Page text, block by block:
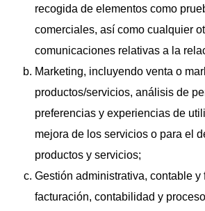
recogida de elementos como
comerciales, así como cualquier
comunicaciones relativas a la
Marketing, incluyendo venta o
productos/servicios, análisis de
preferencias y experiencias de
mejora de los servicios o para el
productos y servicios;
Gestión administrativa, contable
facturación, contabilidad y